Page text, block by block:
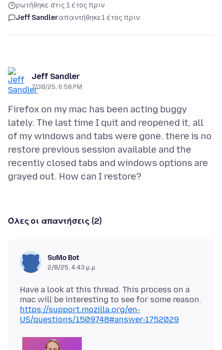
ρωτήθηκε στις 1 έτος πριν
Jeff Sandlerαπαντήθηκε1 έτος πριν
Jeff Sandler
7/30/25, 6:58 PM
Firefox on my mac has been acting buggy
lately. The last time I quit and reopened it, all
of my windows and tabs were gone. there is no
restore previous session available and the
recently closed tabs and windows options are
Όλες οι απαντήσεις (2)
SuMo Bot
2/8/25, 4:43 μ.μ.
Have a look at this thread. This process on a
https://support.mozilla.org/en-
US/questions/1509748#answer-1752029